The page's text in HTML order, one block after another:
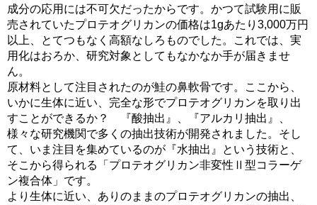
成分の応用には不可欠だったからです。かつて試験用に販
売されていたプロテオグリカンの価格は1gあたり3,000万円
以上、とてつもなく高額なしろものでした。これでは、実
用化はおろか、研究対象としてもなかなか手が届きませ
ん。
原材料として注目されたのが鮭の鼻軟骨です。ここから、
いかに生体に近い、完全な形でプロテオグリカンを取り出
すことができるか？ 『酸抽出』、『アルカリ抽出』、
様々な研究機関で多くの抽出技術が開発されました。そし
て、いま注目を集めているのが『水抽出』という技術と、
そこから得られる「プロテオグリカン非変性Ⅱ型コラーゲ
ン複合体」です。
より生体に近い、ありのままのプロテオグリカンの抽出、